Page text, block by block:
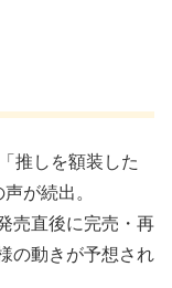
推しを額装した
が続出。
売直後に完売・再
の動きが予想され